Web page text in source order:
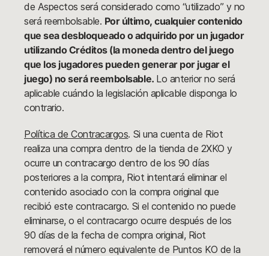
de Aspectos será considerado como “utilizado” y no
será reembolsable. Por último, cualquier contenido
que sea desbloqueado o adquirido por un jugador
utilizando Créditos (la moneda dentro del juego
que los jugadores pueden generar por jugar el
juego) no será reembolsable. Lo anterior no será
aplicable cuándo la legislación aplicable disponga lo
contrario.
Política de Contracargos. Si una cuenta de Riot
realiza una compra dentro de la tienda de 2XKO y
ocurre un contracargo dentro de los 90 días
posteriores a la compra, Riot intentará eliminar el
contenido asociado con la compra original que
recibió este contracargo. Si el contenido no puede
eliminarse, o el contracargo ocurre después de los
90 días de la fecha de compra original, Riot
removerá el número equivalente de Puntos KO de la